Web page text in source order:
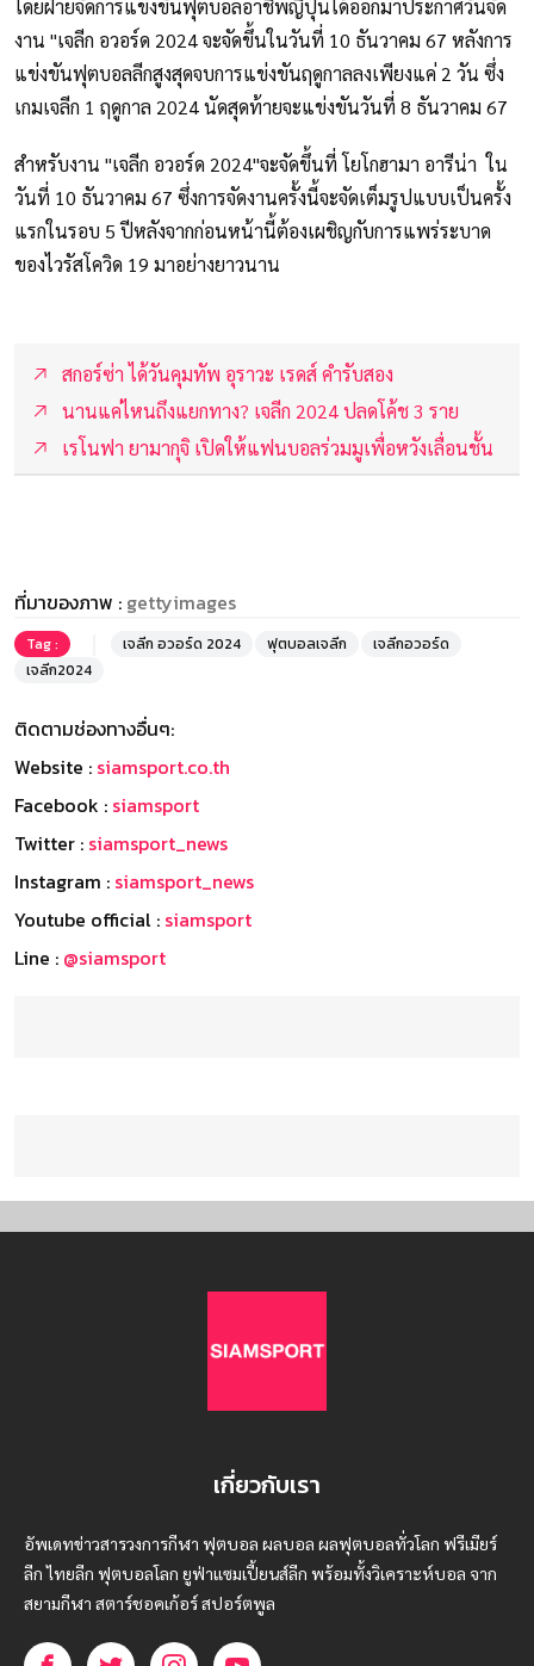
โดยฝ่ายจัดการแข่งขันฟุตบอลอาชีพญี่ปุ่นได้ออกมาประกาศวันจัด
งาน "เจลีก อวอร์ด 2024 จะจัดขึ้นในวันที่ 10 ธันวาคม 67 หลังการ
แข่งขันฟุตบอลลีกสูงสุดจบการแข่งขันฤดูกาลลงเพียงแค่ 2 วัน ซึ่ง
เกมเจลีก 1 ฤดูกาล 2024 นัดสุดท้ายจะแข่งขันวันที่ 8 ธันวาคม 67
สำหรับงาน "เจลีก อวอร์ด 2024"จะจัดขึ้นที่ โยโกฮามา อารีน่า ใน
วันที่ 10 ธันวาคม 67 ซึ่งการจัดงานครั้งนี้จะจัดเต็มรูปแบบเป็นครั้ง
แรกในรอบ 5 ปีหลังจากก่อนหน้านี้ต้องเผชิญกับการแพร่ระบาด
ของไวรัสโควิด 19 มาอย่างยาวนาน
สกอร์ซ่า ได้วันคุมทัพ อุราวะ เรดส์ คำรับสอง
นานแค่ไหนถึงแยกทาง? เจลีก 2024 ปลดโค้ช 3 ราย
เรโนฟา ยามากุจิ เปิดให้แฟนบอลร่วมมูเพื่อหวังเลื่อนชั้น
ที่มาของภาพ : gettyimages
Tag : เจลีก อวอร์ด 2024 ฟุตบอลเจลีก
เจลีกอวอร์ด
เจลีก2024
ติดตามช่องทางอื่นๆ:
Website : siamsport.co.th
Facebook : siamsport
Twitter : siamsport_news
Instagram : siamsport_news
Youtube official : siamsport
Line : @siamsport
เกี่ยวกับเรา
อัพเดทข่าวสารวงการกีฬา ฟุตบอล ผลบอล ผลฟุตบอลทั่วโลก ฟรีเมียร์
ลีก ไทยลีก ฟุตบอลโลก ยูฟ่าแซมเปี้ยนส์ลีก พร้อมทั้งวิเคราะห์บอล จาก
สยามกีฬา สตาร์ชอคเก้อร์ สปอร์ตพูล